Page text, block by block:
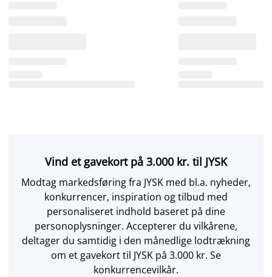
Vind et gavekort på 3.000 kr. til JYSK
Modtag markedsføring fra JYSK med bl.a. nyheder,
konkurrencer, inspiration og tilbud med
personaliseret indhold baseret på dine
personoplysninger. Accepterer du vilkårene,
deltager du samtidig i den månedlige lodtrækning
om et gavekort til JYSK på 3.000 kr. Se
konkurrencevilkår.